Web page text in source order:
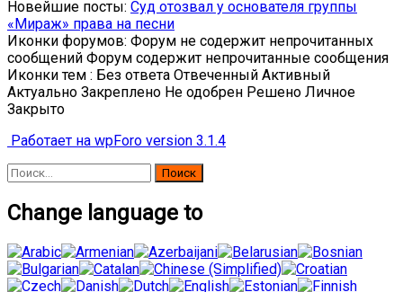
Новейшие посты: Суд отозвал у основателя группы
«Мираж» права на песни
Иконки форумов: Форум не содержит непрочитанных
сообщений Форум содержит непрочитанные сообщения
Иконки тем : Без ответа Отвеченный Активный
Актуально Закреплено Не одобрен Решено Личное
Закрыто
Работает на wpForo version 3.1.4
Найти:
Change language to